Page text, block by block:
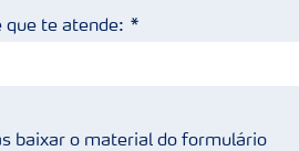
que te atende:
baixar o material do formulário